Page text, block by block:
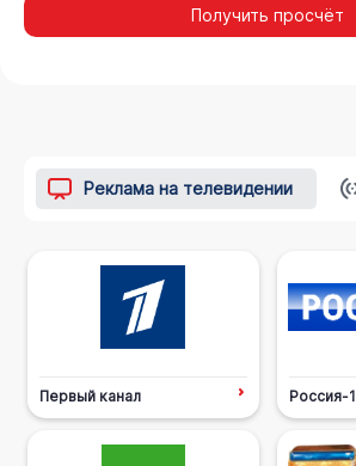
Получить просчёт
Реклама на телевидении
Первый канал Россия-1